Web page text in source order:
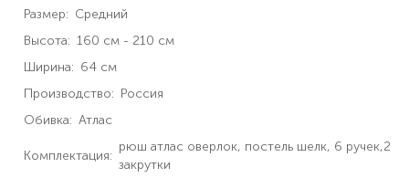
Размер: Средний
Высота: 160 см - 210 см
Ширина: 64 см
Производство: Россия
Обивка: Атлас
Комплектация:
рюш атлас оверлок, постель шелк, 6 ручек,2
закрутки